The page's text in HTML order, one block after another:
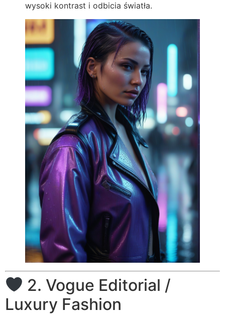
wysoki kontrast i odbicia światła.
2. Vogue Editorial /
Luxury Fashion